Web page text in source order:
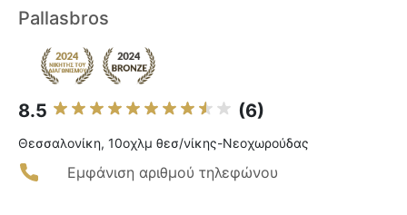
Pallasbros
8.5 (6)
Θεσσαλονίκη, 10oχλμ θεσ/νίκης-Νεοχωρούδας
Εμφάνιση αριθμού τηλεφώνου